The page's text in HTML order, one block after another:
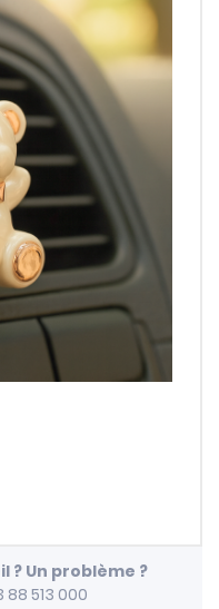
? Un problème ?
513 000